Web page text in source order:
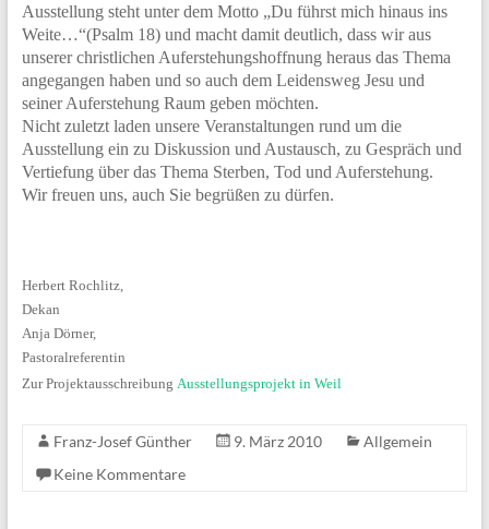
Ausstellung steht unter dem Motto „Du führst mich hinaus ins
Weite…“(Psalm 18) und macht damit deutlich, dass wir aus
unserer christlichen Auferstehungshoffnung heraus das Thema
angegangen haben und so auch dem Leidensweg Jesu und
seiner Auferstehung Raum geben möchten.
Nicht zuletzt laden unsere Veranstaltungen rund um die
Ausstellung ein zu Diskussion und Austausch, zu Gespräch und
Vertiefung über das Thema Sterben, Tod und Auferstehung.
Wir freuen uns, auch Sie begrüßen zu dürfen.
Herbert Rochlitz,
Dekan
Anja Dörner,
Pastoralreferentin
Zur Projektausschreibung Ausstellungsprojekt in Weil
Franz-Josef Günther 9. März 2010
Allgemein
Keine Kommentare